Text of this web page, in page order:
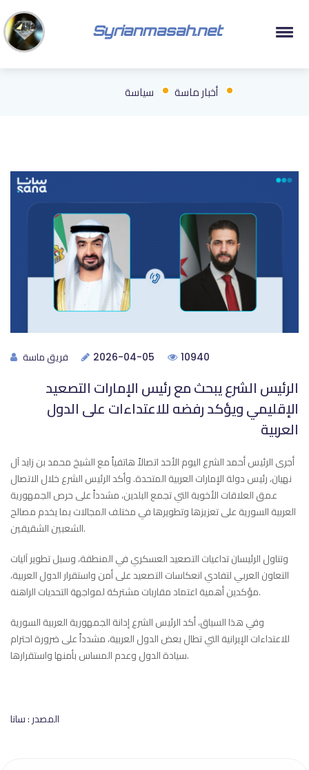
Syrianmasah.net
أخبار ماسة سياسة
فريق ماسة 2026-04-05 10940
الرئيس الشرع يبحث مع رئيس الإمارات التصعيد
الإقليمي ويؤكد رفضه للاعتداءات على الدول
العربية
أجرى الرئيس أحمد الشرع اليوم الأحد اتصالاً هاتفياً مع الشيخ محمد بن زايد آل
نهيان، رئيس دولة الإمارات العربية المتحدة. وأكد الرئيس الشرع خلال الاتصال
عمق العلاقات الأخوية التي تجمع البلدين، مشدداً على حرص الجمهورية
العربية السورية على تعزيزها وتطويرها في مختلف المجالات بما يخدم مصالح
الشعبين الشقيقين.
وتناول الرئيسان تداعيات التصعيد العسكري في المنطقة، وسبل تطوير آليات
التعاون العربي لتفادي انعكاسات التصعيد على أمن واستقرار الدول العربية،
مؤكدين أهمية اعتماد مقاربات مشتركة لمواجهة التحديات الراهنة.
وفي هذا السياق، أكد الرئيس الشرع إدانة الجمهورية العربية السورية
للاعتداءات الإيرانية التي تطال بعض الدول العربية، مشدداً على ضرورة احترام
سيادة الدول وعدم المساس بأمنها واستقرارها.
المصدر : سانا